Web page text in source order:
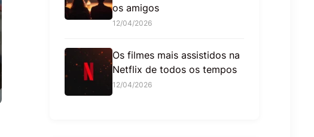
os amigos
12/04/2026
Os filmes mais assistidos na
Netflix de todos os tempos
12/04/2026